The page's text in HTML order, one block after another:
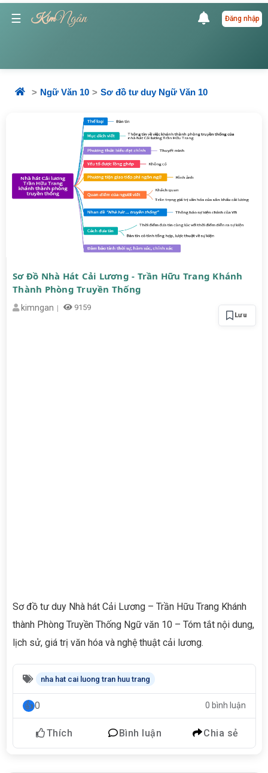
☰ KimNgân Đăng nhập
Ngữ Văn 10 Sơ đồ tư duy Ngữ Văn 10
Sơ Đồ Nhà Hát Cải Lương - Trần Hữu Trang Khánh
Thành Phòng Truyền Thống
kimngan 9159
Lưu
Sơ đồ tư duy Nhà hát Cải Lương – Trần Hữu Trang Khánh
thành Phòng Truyền Thống Ngữ văn 10 – Tóm tắt nội dung,
lịch sử, giá trị văn hóa và nghệ thuật cải lương.
nha hat cai luong tran huu trang
0 0 bình luận
Thích Bình luận Chia sẻ